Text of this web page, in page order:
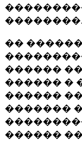
��������.
��
������
������ �
������
�������
������